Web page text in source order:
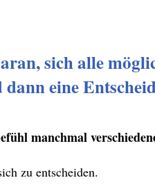
sich alle
eine
manchmal
zu entscheiden.